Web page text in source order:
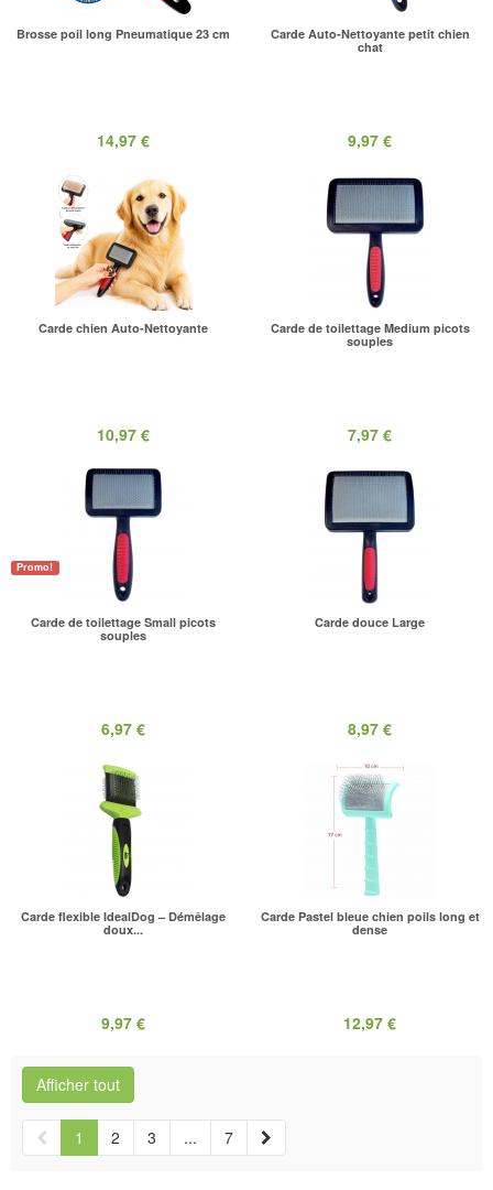
Brosse poil long Pneumatique 23 cm
14,97 €
Carde Auto-Nettoyante petit chien
chat
9,97 €
Carde chien Auto-Nettoyante
10,97 €
Carde de toilettage Medium picots
souples
7,97 €
Promo!
Carde de toilettage Small picots
souples
6,97 €
Carde douce Large
8,97 €
Carde flexible IdealDog – Démêlage
doux...
9,97 €
Carde Pastel bleue chien poils long et
dense
12,97 €
Afficher tout
1 2 3 ... 7